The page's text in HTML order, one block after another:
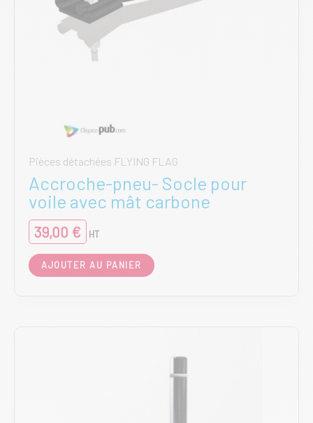
Pièces détachées FLYING FLAG
Accroche-pneu- Socle pour
voile avec mât carbone
39,00 € HT
AJOUTER AU PANIER